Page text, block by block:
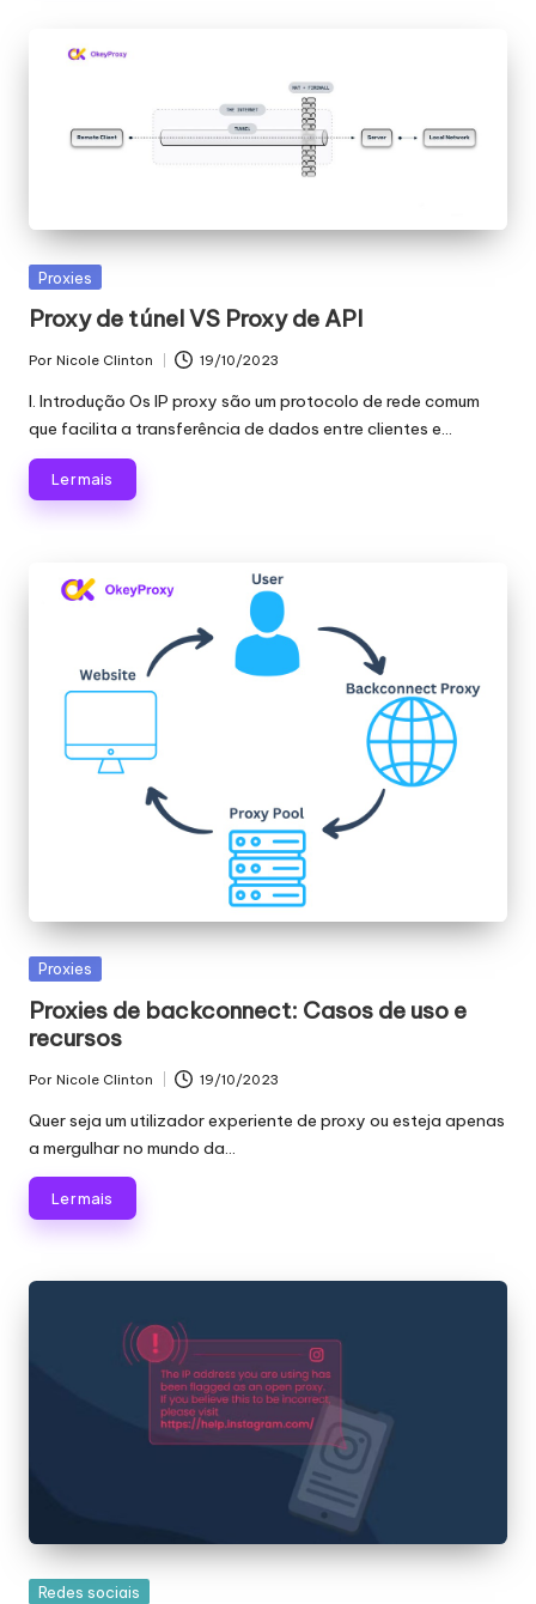
á
ti
s
]
-
O
k
e
Publicado
Proxies
Proxy de túnel VS Proxy de API
Publicado
por
Por Nicole Clinton 19/10/2023
I. Introdução Os IP proxy são um protocolo de rede comum
que facilita a transferência de dados entre clientes e...
Ler mais
Publicado
Proxies
Proxies de backconnect: Casos de uso e
recursos
Publicado
por
Por Nicole Clinton 19/10/2023
Quer seja um utilizador experiente de proxy ou esteja apenas
a mergulhar no mundo da...
Ler mais
Publicado
Redes sociais